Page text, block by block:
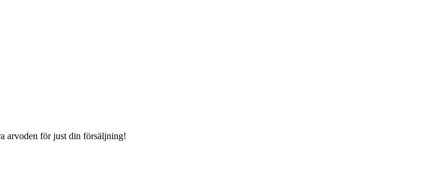
arvoden för just din försäljning!